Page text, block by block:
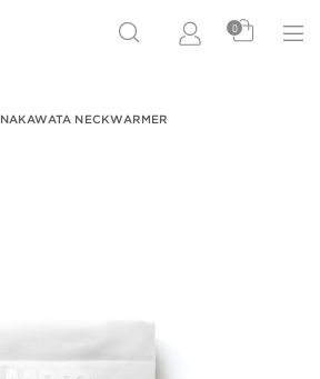
0
NAKAWATA NECKWARMER